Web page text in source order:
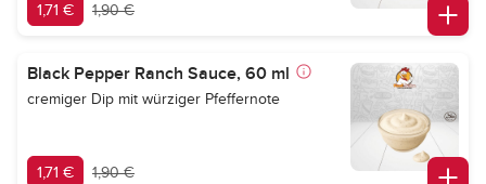
1,71 € 1,90 €
Black Pepper Ranch Sauce, 60 ml
cremiger Dip mit würziger Pfeffernote
1,71 € 1,90 €